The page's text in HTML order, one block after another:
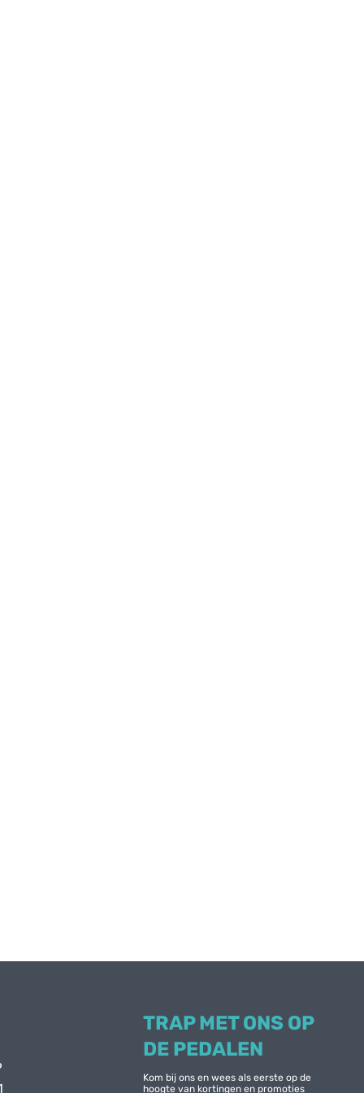
TRAP MET ONS OP
DE PEDALEN
Kom bij ons en wees als eerste op de
hoogte van kortingen en promoties